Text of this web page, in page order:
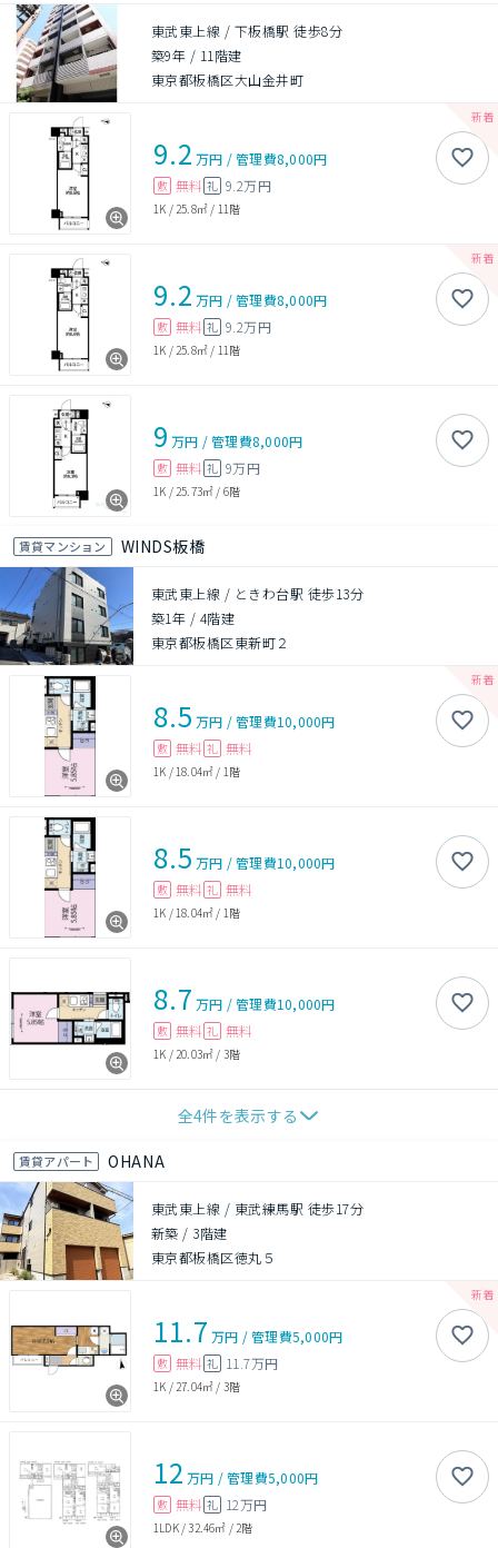
東武東上線 / 下板橋駅 徒歩8分
築9年 / 11階建
東京都板橋区大山金井町
9.2 万円 /管理費8,000円
敷 無料 礼 9.2万円
1K / 25.8㎡ / 11階
9.2 万円 /管理費8,000円
敷 無料 礼 9.2万円
1K / 25.8㎡ / 11階
9 万円 /管理費8,000円
敷 無料 礼 9万円
1K / 25.73㎡ / 6階
賃貸マンション WINDS板橋
東武東上線 / ときわ台駅 徒歩13分
築1年 / 4階建
東京都板橋区東新町２
8.5 万円 /管理費10,000円
敷 無料 礼 無料
1K / 18.04㎡ / 1階
8.5 万円 /管理費10,000円
敷 無料 礼 無料
1K / 18.04㎡ / 1階
8.7 万円 /管理費10,000円
敷 無料 礼 無料
1K / 20.03㎡ / 3階
全4件を表示する
賃貸アパート OHANA
東武東上線 / 東武練馬駅 徒歩17分
新築 / 3階建
東京都板橋区徳丸５
11.7 万円 /管理費5,000円
敷 無料 礼 11.7万円
1K / 27.04㎡ / 3階
12 万円 /管理費5,000円
敷 無料 礼 12万円
1LDK/32.46㎡ / 2階